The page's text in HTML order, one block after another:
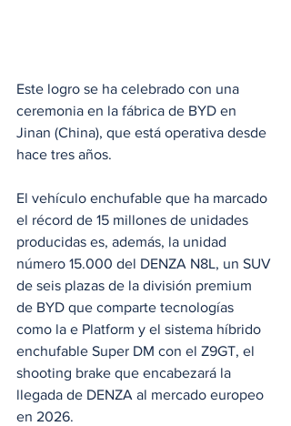
Este logro se ha celebrado con una
ceremonia en la fábrica de BYD en
Jinan (China), que está operativa desde
hace tres años.
El vehículo enchufable que ha marcado
el récord de 15 millones de unidades
producidas es, además, la unidad
número 15.000 del DENZA N8L, un SUV
de seis plazas de la división premium
de BYD que comparte tecnologías
como la e Platform y el sistema híbrido
enchufable Super DM con el Z9GT, el
shooting brake que encabezará la
llegada de DENZA al mercado europeo
en 2026.